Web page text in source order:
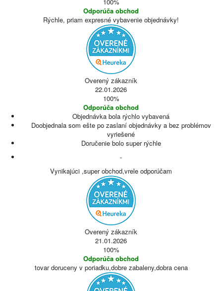
Odporúča obchod
Rýchle, priam expresné vybavenie objednávky!
Overený zákazník
22.01.2026
100%
Odporúča obchod
Objednávka bola rýchlo vybavená
Doobjednala som ešte po zaslaní objednávky a bez problémov
vyriešené
Doručenie bolo super rýchle
-
Vynikajúci ,super obchod,vrele odporúčam
Overený zákazník
21.01.2026
100%
Odporúča obchod
tovar doruceny v poriadku,dobre zabaleny,dobra cena